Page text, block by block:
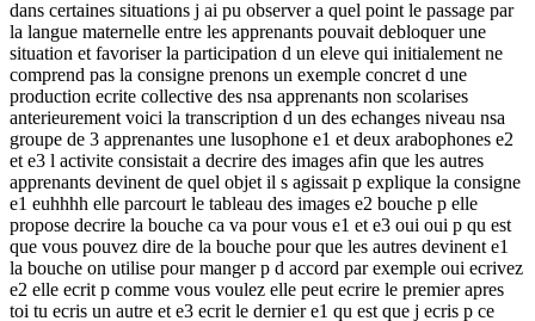
dans certaines situations j ai pu observer a quel point le passage par
la langue maternelle entre les apprenants pouvait debloquer une
situation et favoriser la participation d un eleve qui initialement ne
comprend pas la consigne prenons un exemple concret d une
production ecrite collective des nsa apprenants non scolarises
anterieurement voici la transcription d un des echanges niveau nsa
groupe de 3 apprenantes une lusophone e1 et deux arabophones e2
et e3 l activite consistait a decrire des images afin que les autres
apprenants devinent de quel objet il s agissait p explique la consigne
e1 euhhhh elle parcourt le tableau des images e2 bouche p elle
propose decrire la bouche ca va pour vous e1 et e3 oui oui p qu est
que vous pouvez dire de la bouche pour que les autres devinent e1
la bouche on utilise pour manger p d accord par exemple oui ecrivez
e2 elle ecrit p comme vous voulez elle peut ecrire le premier apres
toi tu ecris un autre et e3 ecrit le dernier e1 qu est que j ecris p ce